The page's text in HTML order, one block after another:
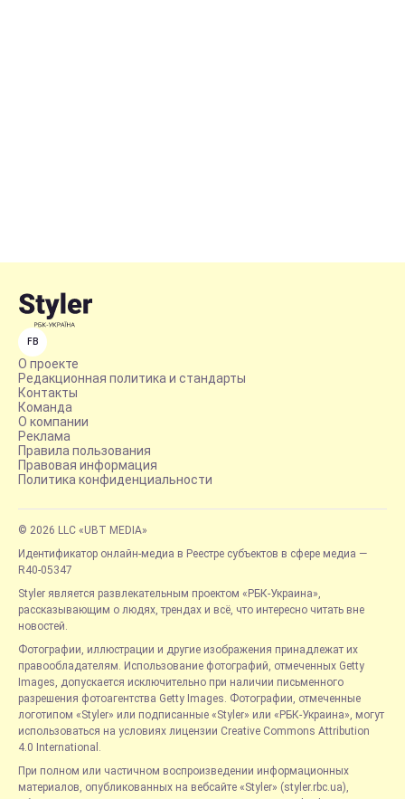
FB
О проекте
Редакционная политика и стандарты
Контакты
Команда
О компании
Реклама
Правила пользования
Правовая информация
Политика конфиденциальности
© 2026 LLC «UBT MEDIA»
Идентификатор онлайн-медиа в Реестре субъектов в сфере медиа —
R40-05347
Styler является развлекательным проектом «РБК-Украина»,
рассказывающим о людях, трендах и всё, что интересно читать вне
новостей.
Фотографии, иллюстрации и другие изображения принадлежат их
правообладателям. Использование фотографий, отмеченных Getty
Images, допускается исключительно при наличии письменного
разрешения фотоагентства Getty Images. Фотографии, отмеченные
логотипом «Styler» или подписанные «Styler» или «РБК-Украина», могут
использоваться на условиях лицензии Creative Commons Attribution
4.0 International.
При полном или частичном воспроизведении информационных
материалов, опубликованных на вебсайте «Styler» (styler.rbc.ua),